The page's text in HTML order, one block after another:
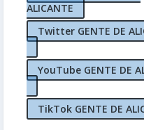
ALICANTE
Twitter GENTE DE
YouTube GENTE DE
TikTok GENTE DE